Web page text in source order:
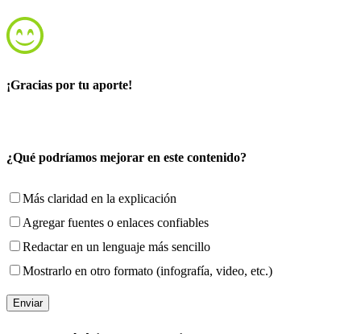
¡Gracias por tu aporte!
¿Qué podríamos mejorar en este contenido?
Más claridad en la explicación
Agregar fuentes o enlaces confiables
Redactar en un lenguaje más sencillo
Mostrarlo en otro formato (infografía, video, etc.)